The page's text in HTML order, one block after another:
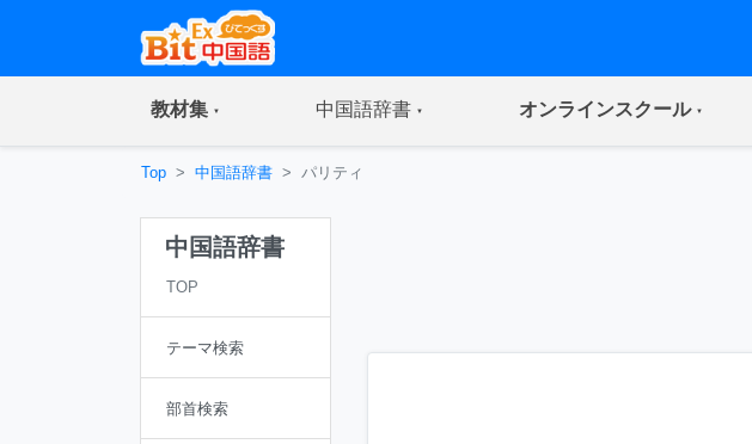
教材集(current) 中国語辞書(current) オンラインスクール(current)
Top 中国語辞書 パリティ
中国語辞書
TOP
テーマ検索
部首検索